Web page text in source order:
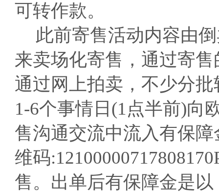
可转作款。
此前寄售活动内容由
来卖场化寄售，通过寄
通过网上拍卖，不少分
1-6个事情日(1点半前)向
售沟通交流中流入有保
维码
售。出单后有保障金是